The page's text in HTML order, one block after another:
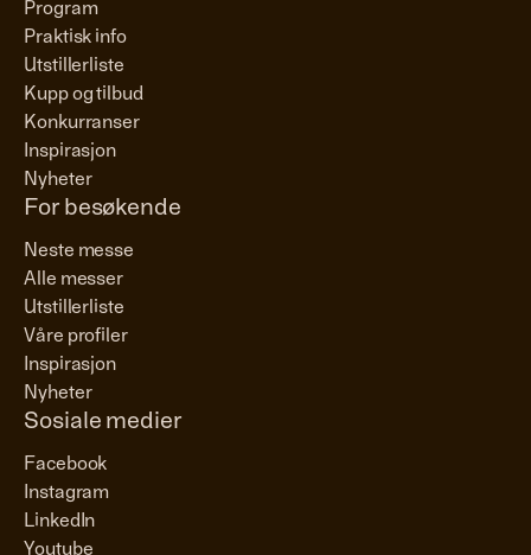
Program
Praktisk info
Utstillerliste
Kupp og tilbud
Konkurranser
Inspirasjon
Nyheter
For besøkende
Neste messe
Alle messer
Utstillerliste
Våre profiler
Inspirasjon
Nyheter
Sosiale medier
Facebook
Instagram
LinkedIn
Youtube